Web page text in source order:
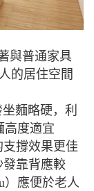
與普通家具
的居住空間
麵略硬，利
高度適宜
支撐效果更佳
發靠背應較
）應便於老人